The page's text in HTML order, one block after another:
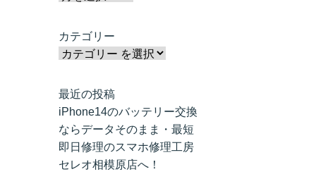
カテゴリー
最近の投稿
iPhone14のバッテリー交換
ならデータそのまま・最短
即日修理のスマホ修理工房
セレオ相模原店へ！